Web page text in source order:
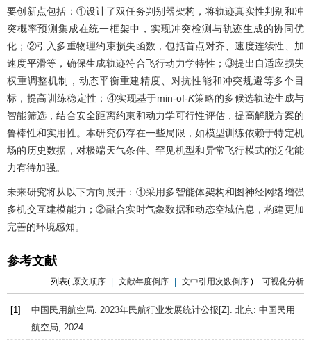
要创新点包括：①设计了双任务判别器架构，将轨迹真实性判别和冲
突概率预测集成在统一框架中，实现冲突检测与轨迹生成的协同优
化；②引入多重物理约束损失函数，包括首点对齐、速度连续性、加
速度平滑等，确保生成轨迹符合飞行动力学特性；③提出自适应损失
权重调整机制，动态平衡重建精度、对抗性能和冲突规避等多个目
标，提高训练稳定性；④实现基于min-of-K策略的多候选轨迹生成与
智能筛选，结合安全距离约束和动力学可行性评估，提高解脱方案的
鲁棒性和实用性。本研究仍存在一些局限，如模型训练依赖于特定机
场的历史数据，对极端天气条件、罕见机型和异常飞行模式的泛化能
力有待加强。
未来研究将从以下方向展开：①采用多智能体架构和图神经网络增强
多机交互建模能力；②融合实时气象数据和动态空域信息，构建更加
完善的环境感知。
参考文献
列表( 原文顺序 | 文献年度倒序 | 文中引用次数倒序 ) 可视化分析
[1] 中国民用航空局. 2023年民航行业发展统计公报[Z]. 北京: 中国民用
航空局, 2024